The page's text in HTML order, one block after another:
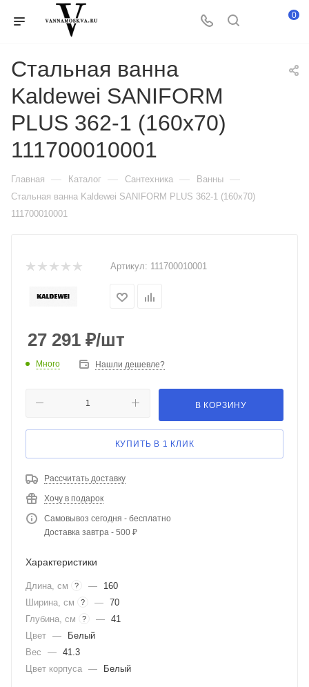
0
Стальная ванна
Kaldewei SANIFORM
PLUS 362-1 (160x70)
111700010001
Главная — Каталог — Сантехника — Ванны —
Стальная ванна Kaldewei SANIFORM PLUS 362-1 (160x70)
111700010001
Артикул: 111700010001
27 291 ₽/шт
Много Нашли дешевле?
В КОРЗИНУ
КУПИТЬ В 1 КЛИК
Рассчитать доставку
Хочу в подарок
Самовывоз сегодня - бесплатно
Доставка завтра - 500 ₽
Характеристики
Длина, см ? —
160
Ширина, см
? — 70
Глубина, см
? — 41
Цвет —
Белый
Вес
— 41.3
Цвет корпуса — Белый